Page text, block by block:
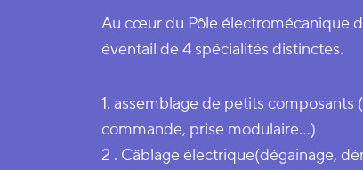
Au cœur du Pôle électromécanique
éventail de 4 spécialités distinctes.
1. assemblage de petits composants
commande, prise modulaire…)
2 . Câblage électrique(dégainage,